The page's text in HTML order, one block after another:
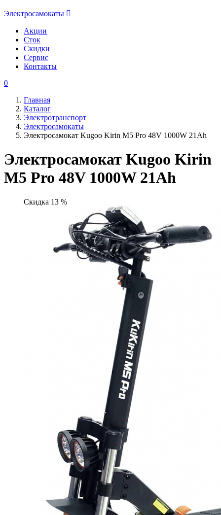
Электросамокаты
Акции
Сток
Скидки
Сервис
Контакты
0
Главная
Каталог
Электротранспорт
Электросамокаты
Электросамокат Kugoo Kirin M5 Pro 48V 1000W 21Ah
Электросамокат Kugoo Kirin
M5 Pro 48V 1000W 21Ah
Скидка 13 %